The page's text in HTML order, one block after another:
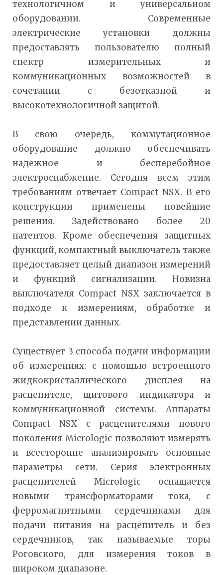
технологичном и универсальном
оборудовании. Современные
электрические установки должны
предоставлять пользователю полный
спектр измерительных и
коммуникационных возможностей в
сочетании с безотказной и
высокотехнологичной защитой.
В свою очередь, коммутационное
оборудование должно обеспечивать
надежное и бесперебойное
электроснабжение. Сегодня всем этим
требованиям отвечает Compact NSX. В его
конструкции применены новейшие
решения. Задействовано более 20
патентов. Кроме обеспечения защитных
функций, компактный выключатель также
предоставляет целый диапазон измерений
и функций сигнализации. Новизна
выключателя Compact NSX заключается в
подходе к измерениям, обработке и
представлении данных.
Существует 3 способа подачи информации
об измерениях: с помощью встроенного
жидкокристаллического дисплея на
расцепителе, щитового индикатора и
коммуникационной системы. Аппараты
Compact NSX с расцепителями нового
поколения Micrologic позволяют измерять
и всесторонне анализировать основные
параметры сети. Серия электронных
расцепителей Micrologic оснащается
новыми трансформаторами тока, с
ферромагнитными сердечниками для
подачи питания на расцепитель и без
сердечников, так называемые торы
Роговского, для измерения токов в
широком диапазоне.